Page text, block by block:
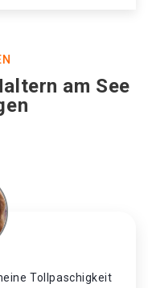
am See
Tollpaschigkeit